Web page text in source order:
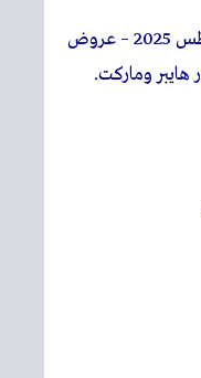
– عروض كارفور اغسطس 2025 – عروض